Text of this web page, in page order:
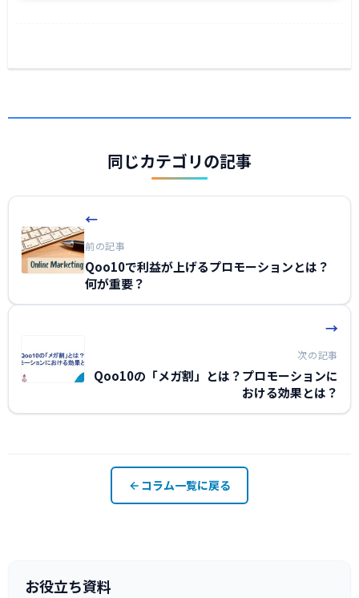
同じカテゴリの記事
←
前の記事
Qoo10で利益が上げるプロモーションとは？
何が重要？
→
次の記事
Qoo10の「メガ割」とは？プロモーションに
おける効果とは？
コラム一覧に戻る
お役立ち資料